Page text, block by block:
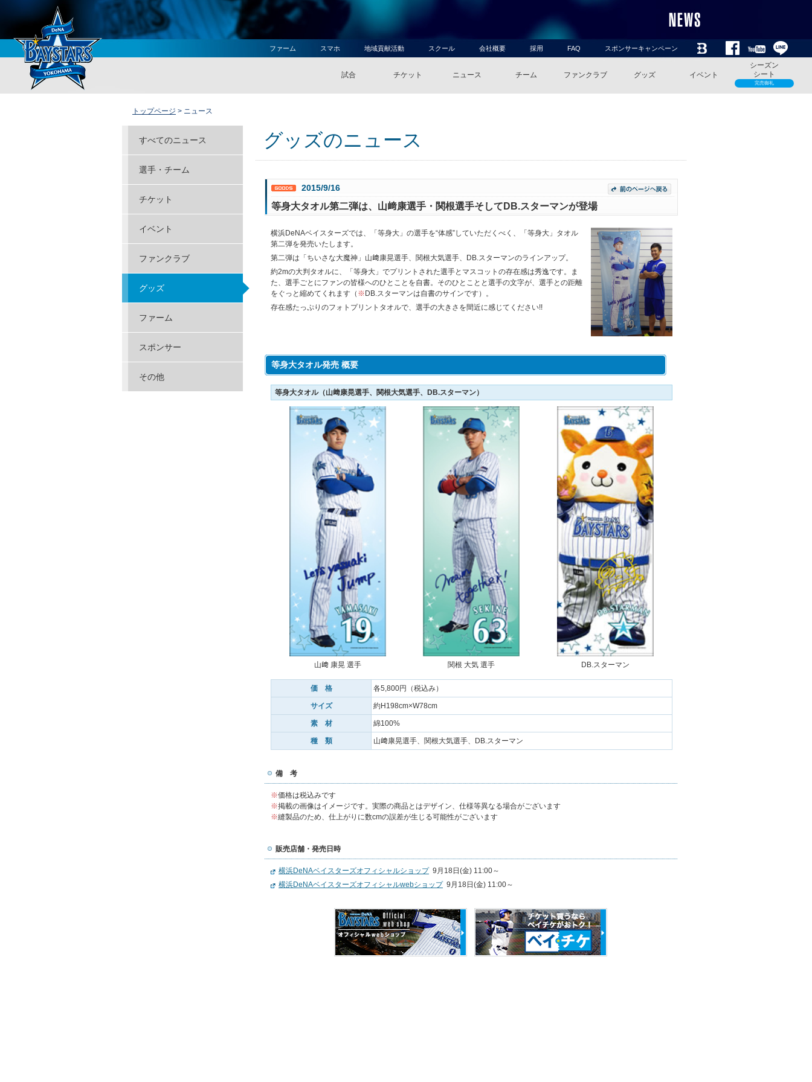
スポンサーキャンペーン
FAQ
採用
会社概要
スクール
地域貢献活動
スマホ
ファーム
シーズン
シート
完売御礼
イベント
グッズ
ファンクラブ
チーム
ニュース
チケット
試合
トップページ > ニュース
グッズのニュース
2015/9/16
等身大タオル第二弾は、山﨑康選手・関根選手そしてDB.スターマンが登場
横浜DeNAベイスターズでは、「等身大」の選手を“体感”していただくべく、「等身大」タオル
第二弾を発売いたします。
第二弾は「ちいさな大魔神」山﨑康晃選手、関根大気選手、DB.スターマンのラインアップ。
約2mの大判タオルに、「等身大」でプリントされた選手とマスコットの存在感は秀逸です。ま
た、選手ごとにファンの皆様へのひとことを自書。そのひとことと選手の文字が、選手との距離
をぐっと縮めてくれます（ ※ DB.スターマンは自書のサインです）。
存在感たっぷりのフォトプリントタオルで、選手の大きさを間近に感じてください!!
等身大タオル発売 概要
等身大タオル（山﨑康晃選手、関根大気選手、DB.スターマン）
山﨑 康晃 選手 関根 大気 選手 DB.スターマン
価 格 各5,800円（税込み）
サイズ 約H198cm×W78cm
素 材 綿100%
種 類 山﨑康晃選手、関根大気選手、DB.スターマン
備 考
※価格は税込みです
※掲載の画像はイメージです。実際の商品とはデザイン、仕様等異なる場合がございます
※縫製品のため、仕上がりに数cmの誤差が生じる可能性がございます
販売店舗・発売日時
横浜DeNAベイスターズオフィシャルショップ9月18日(金) 11:00～
横浜DeNAベイスターズオフィシャルwebショップ9月18日(金) 11:00～
すべてのニュース
選手・チーム
チケット
イベント
ファンクラブ
グッズ
ファーム
スポンサー
その他